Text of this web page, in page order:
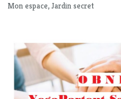
Mon espace, Jardin secret